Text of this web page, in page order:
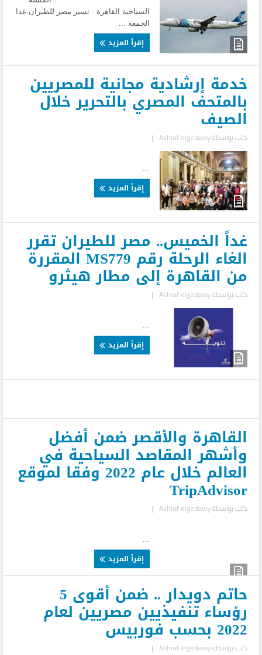
السياحية القاهرة - تسير مصر للطيران غدا
الجمعة ...
إقرأ المزيد
خدمة إرشادية مجانية للمصريين
بالمتحف المصري بالتحرير خلال
الصيف
كتب بواسطةAshraf elgedawy
|
إقرأ المزيد
غداً الخميس.. مصر للطيران تقرر
الغاء الرحلة رقم MS779 المقررة
من القاهرة إلى مطار هيثرو
كتب بواسطةAshraf elgedawy
|
إقرأ المزيد
القاهرة والأقصر ضمن أفضل
وأشهر المقاصد السياحية في
العالم خلال عام 2022 وفقا لموقع
TripAdvisor
كتب بواسطةAshraf elgedawy
|
إقرأ المزيد
حاتم دويدار .. ضمن أقوى 5
رؤساء تنفيذيين مصريين لعام
2022 بحسب فوربيس
كتب بواسطةAshraf elgedawy
|